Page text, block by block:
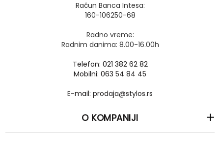
Račun Banca Intesa:
160-106250-68
Radno vreme:
Radnim danima: 8.00-16.00h
Telefon: 021 382 62 82
Mobilni: 063 54 84 45
E-mail: prodaja@stylos.rs
O KOMPANIJI